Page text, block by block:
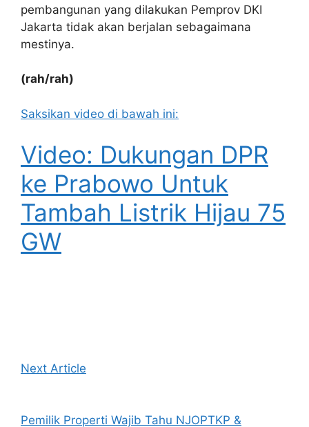
pembangunan yang dilakukan Pemprov DKI
Jakarta tidak akan berjalan sebagaimana
mestinya.
(rah/rah)
Saksikan video di bawah ini:
Video: Dukungan DPR
ke Prabowo Untuk
Tambah Listrik Hijau 75
GW
Next Article
Pemilik Properti Wajib Tahu NJOPTKP &